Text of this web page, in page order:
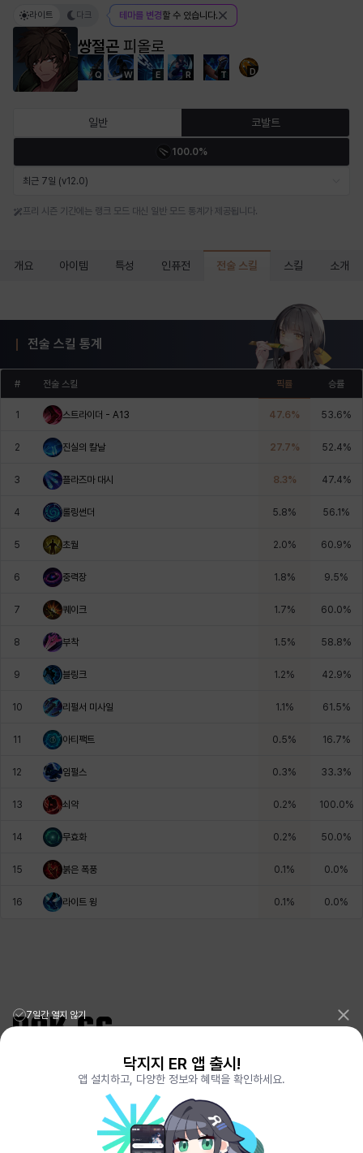
레온 루크 르노어
바바라 버니스 블레어 비앙카 비형 샬럿
알론소 얀
이슈트반
츠바메
코렐라인 크레이버
펜리르 펠릭스 피올로 하트
헤이즈 헨리 히스이
쌍절곤 피올로
Q W E R T D
라이트 다크 테마를 변경할 수 있습니다.
일반 코발트
100.0%
최근 7일 (v12.0)
프리 시즌 기간에는 랭크 모드 대신 일반 모드 통계가 제공됩니다.
개요 아이템 특성 인퓨전 전술 스킬 스킬 소개
전술 스킬 통계
# 전술 스킬 픽률 승률
1 스트라이더 - A13 47.6% 53.6%
2 진실의 칼날 27.7% 52.4%
3 플라즈마 대시 8.3% 47.4%
4 롤링썬더 5.8% 56.1%
5 초월 2.0% 60.9%
6 중력장 1.8% 9.5%
7 퀘이크 1.7% 60.0%
8 부착 1.5% 58.8%
9 블링크 1.2% 42.9%
10 리펄서 미사일 1.1% 61.5%
11 아티팩트 0.5% 16.7%
12 임펄스 0.3% 33.3%
13 쇠약 0.2% 100.0%
14 무효화 0.2% 50.0%
15 붉은 폭풍 0.1% 0.0%
16 라이트 윙 0.1 % 0.0%
리그오브레전드 전적검색 포로지지PORO.GG
전략적팀전투 TFT 전적검색 롤체지지 LOLCHESS.GG
메이플스토리 종합통계MAPLE.GG
VALORANT.DAK.GG
배틀그라운드 전적검색PUBG.DAK.GG
이터널 리턴 전적검색ER.DAK.GG
7일간 열지 않기
닥지지 ER 앱 출시!
앱 설치하고, 다양한 정보와 혜택을 확인하세요.